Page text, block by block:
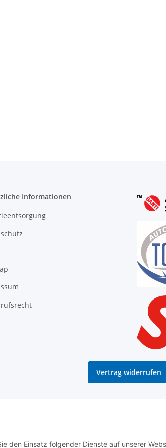
Informationen
Vertrag widerrufen
den Einsatz folgender Dienste auf unserer